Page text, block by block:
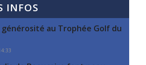
INFOS
générosité au Trophée Golf du